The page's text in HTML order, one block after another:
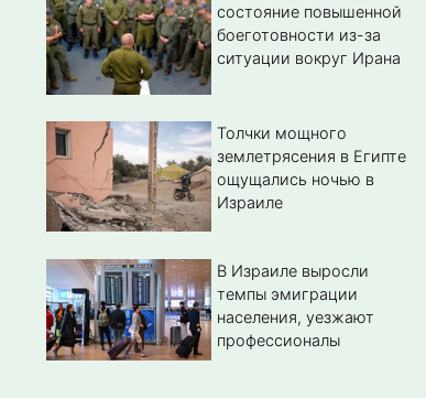
состояние повышенной
боеготовности из-за
ситуации вокруг Ирана
Толчки мощного
землетрясения в Египте
ощущались ночью в
Израиле
В Израиле выросли
темпы эмиграции
населения, уезжают
профессионалы